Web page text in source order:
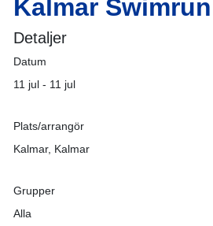
Kalmar Swimrun
Detaljer
Datum
11 jul - 11 jul
Plats/arrangör
Kalmar, Kalmar
Grupper
Alla